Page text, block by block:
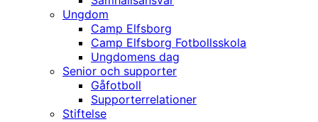
Ungdom
Camp Elfsborg
Camp Elfsborg Fotbollsskola
Ungdomens dag
Senior och supporter
Gåfotboll
Supporterrelationer
Stiftelse